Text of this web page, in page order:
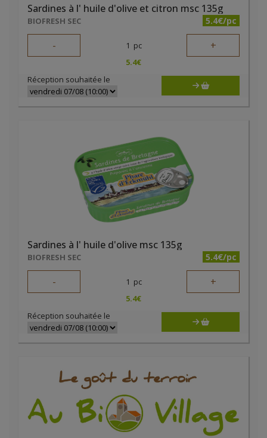
Sardines à l' huile d'olive et citron msc 135g
BIOFRESH SEC 5.4€/pc
- 1 pc +
5.4€
Réception souhaitée le
Sardines à l' huile d'olive msc 135g
BIOFRESH SEC 5.4€/pc
- 1 pc +
5.4€
Réception souhaitée le